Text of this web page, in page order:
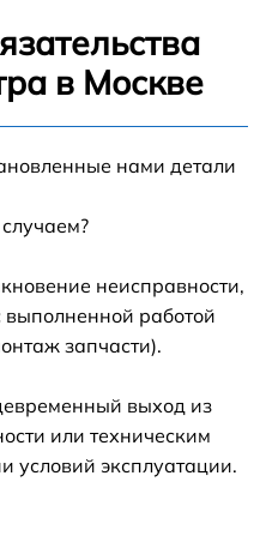
в Москве
нами детали
неисправности,
работой
запчасти).
выход из
или техническим
условий эксплуатации.